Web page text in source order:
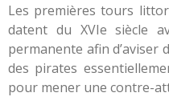
Les premières tours
datent du XVIe siècle
permanente afin d’aviser
des pirates
pour mener une contre-